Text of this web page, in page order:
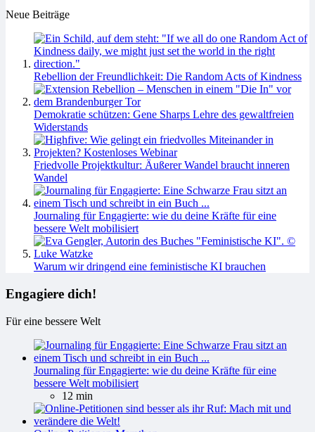
Neue Beiträge
Rebellion der Freundlichkeit: Die Random Acts of Kindness
Demokratie schützen: Gene Sharps Lehre des gewaltfreien
Widerstands
Friedvolle Projektkultur: Äußerer Wandel braucht inneren
Wandel
Journaling für Engagierte: wie du deine Kräfte für eine
bessere Welt mobilisiert
Warum wir dringend eine feministische KI brauchen
Engagiere dich!
Für eine bessere Welt
Journaling für Engagierte: wie du deine Kräfte für eine
bessere Welt mobilisiert
12 min